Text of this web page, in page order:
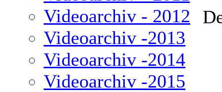
Videoarchiv - 2012
Videoarchiv -2013
Videoarchiv -2014
Videoarchiv -2015